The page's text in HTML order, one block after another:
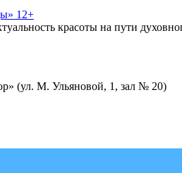
12+
красоты на пути
(ул. М. Ульяновой, 1, зал № 20)